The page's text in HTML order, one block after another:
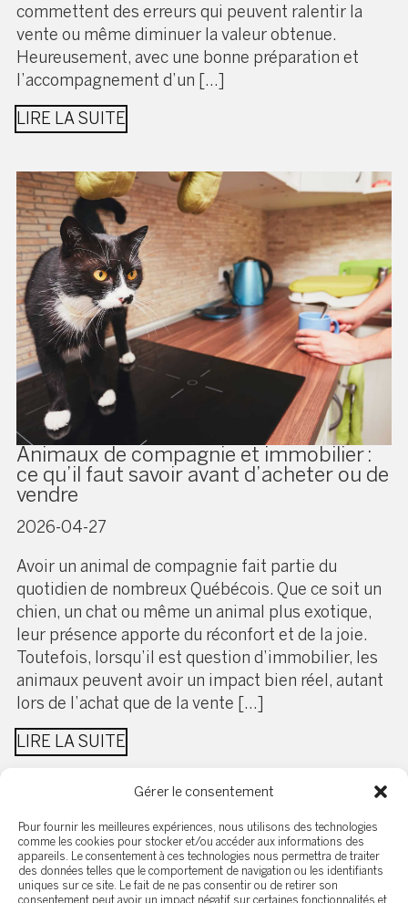
Gérer le consentement
Pour fournir les meilleures expériences, nous utilisons des technologies
comme les cookies pour stocker et/ou accéder aux informations des
appareils. Le consentement à ces technologies nous permettra de traiter
des données telles que le comportement de navigation ou les identifiants
uniques sur ce site. Le fait de ne pas consentir ou de retirer son
consentement peut avoir un impact négatif sur certaines fonctionnalités et
commettent des erreurs qui peuvent ralentir la
vente ou même diminuer la valeur obtenue.
Heureusement, avec une bonne préparation et
l’accompagnement d’un […]
LIRE LA SUITE
Animaux de compagnie et immobilier :
ce qu’il faut savoir avant d’acheter ou de
vendre
2026-04-27
Avoir un animal de compagnie fait partie du
quotidien de nombreux Québécois. Que ce soit un
chien, un chat ou même un animal plus exotique,
leur présence apporte du réconfort et de la joie.
Toutefois, lorsqu’il est question d’immobilier, les
animaux peuvent avoir un impact bien réel, autant
lors de l’achat que de la vente […]
LIRE LA SUITE